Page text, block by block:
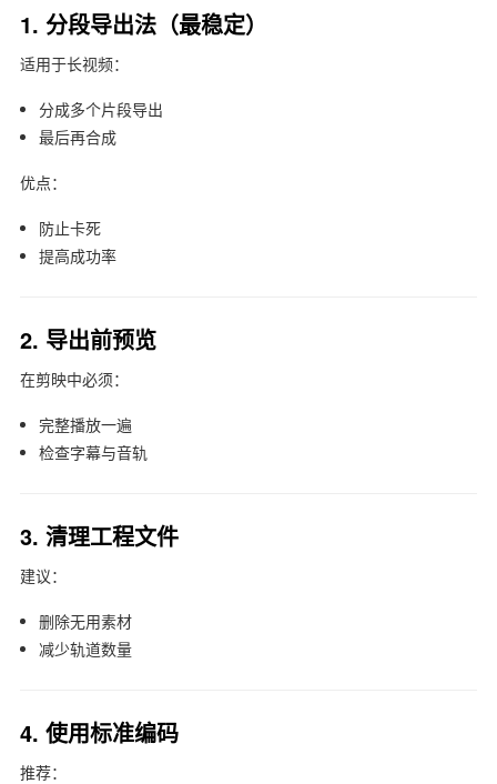
1. 分段导出法（最稳定）
适用于长视频：
分成多个片段导出
最后再合成
优点：
防止卡死
提高成功率
2. 导出前预览
在剪映中必须：
完整播放一遍
检查字幕与音轨
3. 清理工程文件
建议：
删除无用素材
减少轨道数量
4. 使用标准编码
推荐：